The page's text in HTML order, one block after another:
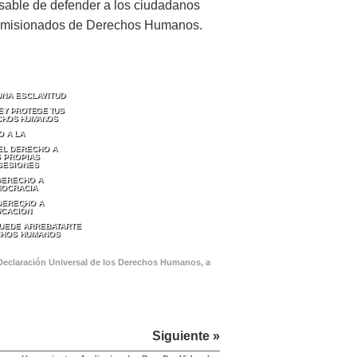
de defender a los ciudadanos
de Derechos Humanos.
ESCLAVITUD
PROTEGE TUS
HUMANOS
A LA
DERECHO A
PROPIAS
A
A
ARREBATARTE
HUMANOS
Universal de los Derechos Humanos, a
Siguiente »